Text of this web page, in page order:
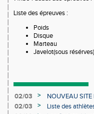
Liste des épreuves :
Poids
Disque
Marteau
Javelot(sous résérves)
02/03 >
NOUVEAU SITE
02/03
>
Liste des